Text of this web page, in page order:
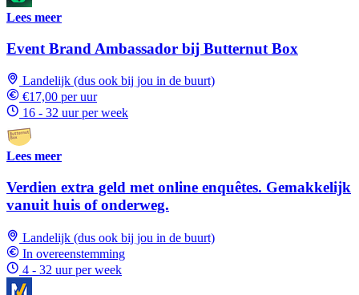
Lees meer
Event Brand Ambassador bij Butternut Box
Landelijk (dus ook bij jou in de buurt)
€17,00 per uur
16 - 32 uur per week
Lees meer
Verdien extra geld met online enquêtes. Gemakkelijk
vanuit huis of onderweg.
Landelijk (dus ook bij jou in de buurt)
In overeenstemming
4 - 32 uur per week